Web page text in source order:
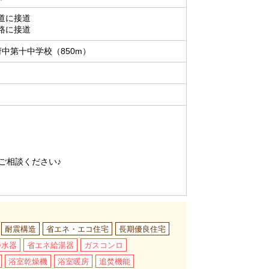
に接道
に接道
第十中学校（850m）
相談ください♪
耐震構造 省エネ・エコ住宅
長期優良住宅
器 省エネ給湯器
ガスコンロ
浴室乾燥機 浴室暖房 追焚機能